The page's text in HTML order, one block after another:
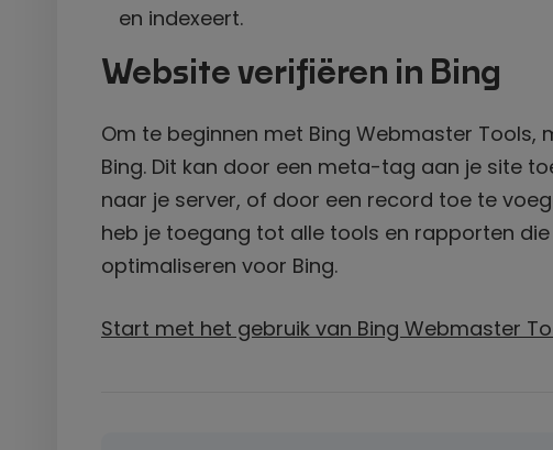
en indexeert.
Website verifiëren in Bing
Om te beginnen met Bing Webmaster Tools,
Bing. Dit kan door een meta-tag aan je site
naar je server, of door een record toe te
heb je toegang tot alle tools en rapporten
optimaliseren voor Bing.
Start met het gebruik van Bing Webmaster